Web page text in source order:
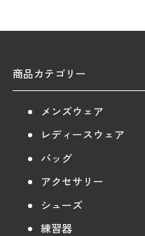
商品カテゴリー
メンズウェア
レディースウェア
バッグ
アクセサリー
シューズ
練習器